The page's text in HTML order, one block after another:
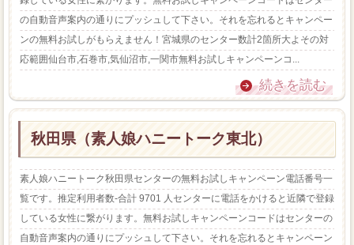
の自動音声案内の通りにプッシュして下さい。それを忘れるとキャンペー
ンの無料お試しがもらえません！宮城県のセンター数計2箇所大よその対
応範囲仙台市,石巻市,気仙沼市,一関市無料お試しキャンペーンコ...
続きを読む
秋田県（素人娘ハニートーク東北）
素人娘ハニートーク秋田県センターの無料お試しキャンペーン電話番号一
覧です。推定利用者数-合計 9701 人センターに電話をかけると近隣で登録
している女性に繋がります。無料お試しキャンペーンコードはセンターの
自動音声案内の通りにプッシュして下さい。それを忘れるとキャンペーン